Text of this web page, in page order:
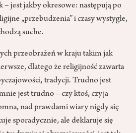
– jest jakby okresowe: następują po
„przebudzenia” i czasy wystygłe,
suche.
przeobrażeń w kraju takim jak
dlatego że religijność zawarta
tradycji. Trudno jest
jest trudno – czy ktoś, czyja
nad prawdami wiary nigdy się
sporadycznie, ale deklaruje się